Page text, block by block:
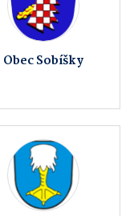
Obec Sobíšky